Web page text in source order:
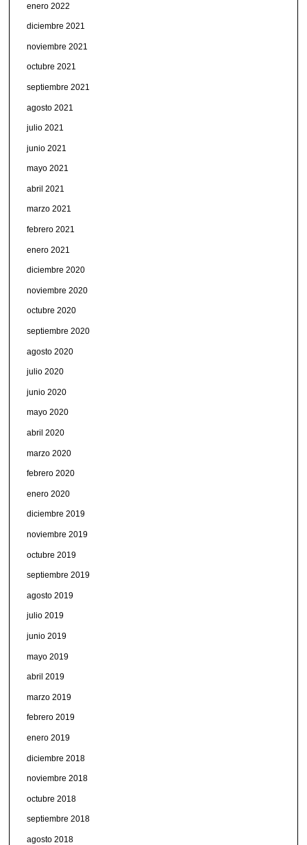
enero 2022
diciembre 2021
noviembre 2021
octubre 2021
septiembre 2021
agosto 2021
julio 2021
junio 2021
mayo 2021
abril 2021
marzo 2021
febrero 2021
enero 2021
diciembre 2020
noviembre 2020
octubre 2020
septiembre 2020
agosto 2020
julio 2020
junio 2020
mayo 2020
abril 2020
marzo 2020
febrero 2020
enero 2020
diciembre 2019
noviembre 2019
octubre 2019
septiembre 2019
agosto 2019
julio 2019
junio 2019
mayo 2019
abril 2019
marzo 2019
febrero 2019
enero 2019
diciembre 2018
noviembre 2018
octubre 2018
septiembre 2018
agosto 2018